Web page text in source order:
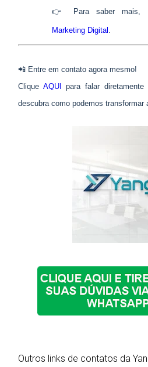
👉 Para saber mais,
Marketing Digital
📲 Entre em contato agora mesmo!
Clique AQUI
para falar
descubra como podemos transformar
Outros links de contatos da